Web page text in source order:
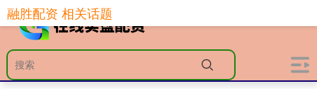
融胜配资 相关话题